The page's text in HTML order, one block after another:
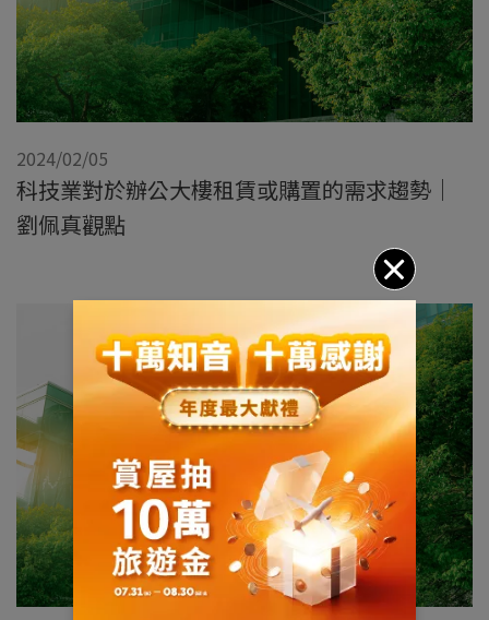
2024/02/05
科技業對於辦公大樓租賃或購置的需求趨勢｜
劉佩真觀點